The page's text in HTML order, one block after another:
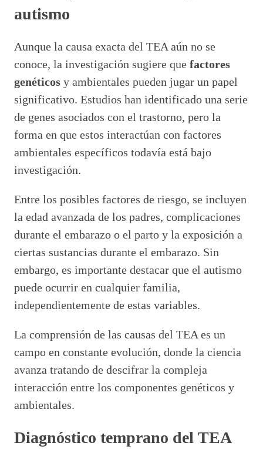
autismo
Aunque la causa exacta del TEA aún no se
conoce, la investigación sugiere que factores
genéticos y ambientales pueden jugar un papel
significativo. Estudios han identificado una serie
de genes asociados con el trastorno, pero la
forma en que estos interactúan con factores
ambientales específicos todavía está bajo
investigación.
Entre los posibles factores de riesgo, se incluyen
la edad avanzada de los padres, complicaciones
durante el embarazo o el parto y la exposición a
ciertas sustancias durante el embarazo. Sin
embargo, es importante destacar que el autismo
puede ocurrir en cualquier familia,
independientemente de estas variables.
La comprensión de las causas del TEA es un
campo en constante evolución, donde la ciencia
avanza tratando de descifrar la compleja
interacción entre los componentes genéticos y
ambientales.
Diagnóstico temprano del TEA